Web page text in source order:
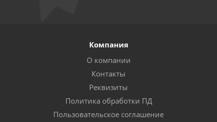
Компания
О компании
Контакты
Реквизиты
Политика обработки ПД
Пользовательское соглашение